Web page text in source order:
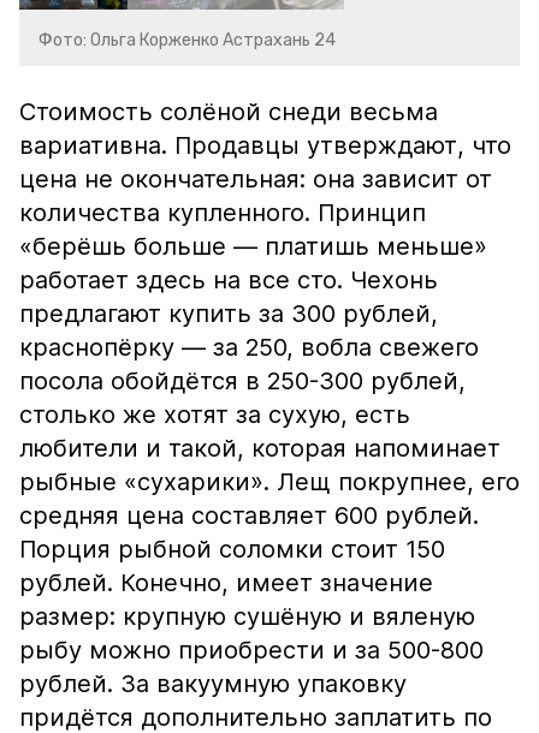
Фото: Ольга Корженко Астрахань 24
Стоимость солёной снеди весьма
вариативна. Продавцы утверждают, что
цена не окончательная: она зависит от
количества купленного. Принцип
«берёшь больше — платишь меньше»
работает здесь на все сто. Чехонь
предлагают купить за 300 рублей,
краснопёрку — за 250, вобла свежего
посола обойдётся в 250-300 рублей,
столько же хотят за сухую, есть
любители и такой, которая напоминает
рыбные «сухарики». Лещ покрупнее, его
средняя цена составляет 600 рублей.
Порция рыбной соломки стоит 150
рублей. Конечно, имеет значение
размер: крупную сушёную и вяленую
рыбу можно приобрести и за 500-800
рублей. За вакуумную упаковку
придётся дополнительно заплатить по